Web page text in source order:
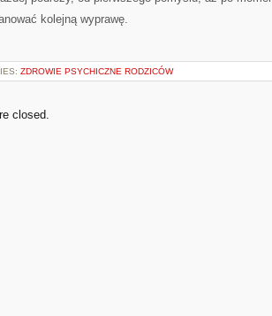
kolejną wyprawę.
ZDROWIE PSYCHICZNE RODZICÓW
closed.